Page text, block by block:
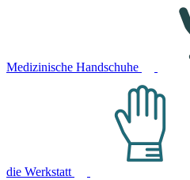
Medizinische Handschuhe
die Werkstatt